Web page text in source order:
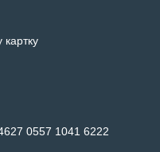
0557 1041 6222